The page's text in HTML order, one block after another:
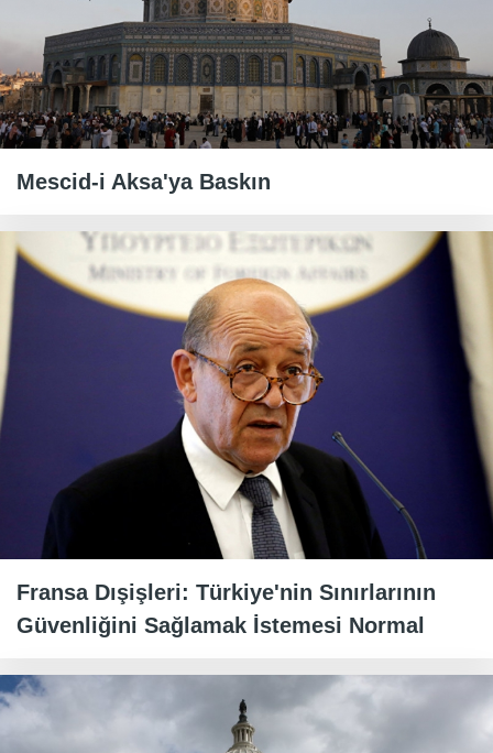
Mescid-i Aksa'ya Baskın
Fransa Dışişleri: Türkiye'nin Sınırlarının
Güvenliğini Sağlamak İstemesi Normal